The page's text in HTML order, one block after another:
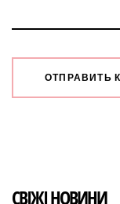
СВІЖІ НОВИНИ